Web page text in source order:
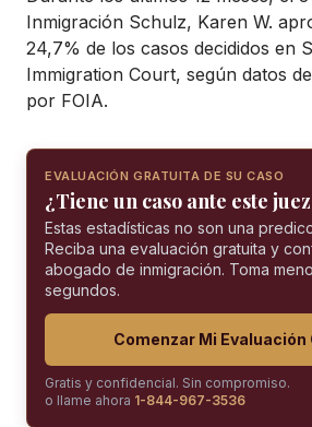
Inmigración Schulz, Karen W.
24,7% de los casos decididos en
Immigration Court, según datos
por FOIA.
EVALUACIÓN GRATUITA DE SU CASO
¿Tiene un caso ante este
Estas estadísticas no son una
Reciba una evaluación gratuita y
abogado de inmigración. Toma
segundos.
Comenzar Mi Evaluación
Gratis y confidencial. Sin compromiso.
o llame ahora 1-844-967-3536